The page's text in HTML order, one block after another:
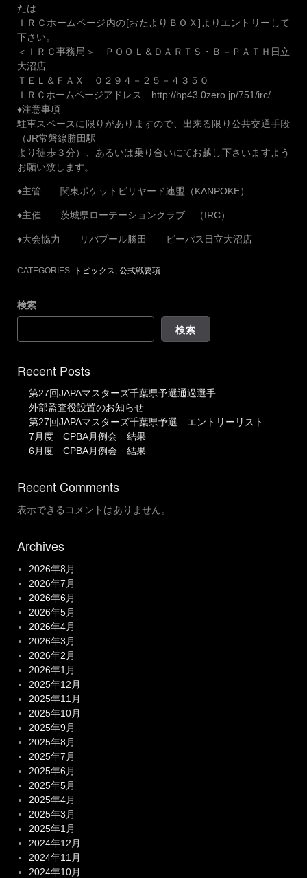
たは
ＩＲＣホームページ内の[おたよりＢＯＸ]よりエントリーして
下さい。
＜ＩＲＣ事務局＞ ＰＯＯＬ＆ＤＡＲＴＳ・Ｂ－ＰＡＴＨ日立
大沼店
ＴＥＬ＆ＦＡＸ ０２９４－２５－４３５０
ＩＲＣホームページアドレス http://hp43.0zero.jp/751/irc/
♦注意事項
駐車スペースに限りがありますので、出来る限り公共交通手段
（JR常磐線勝田駅
より徒歩３分）、あるいは乗り合いにてお越し下さいますよう
お願い致します。
♦主管 関東ポケットビリヤード連盟（KANPOKE）
♦主催 茨城県ローテーションクラブ （IRC）
♦大会協力 リバプール勝田 ビーパス日立大沼店
CATEGORIES: トピックス 公式戦要項
検索
検索
Recent Posts
第27回JAPAマスターズ千葉県予選通過選手
外部監査役設置のお知らせ
第27回JAPAマスターズ千葉県予選 エントリーリスト
7月度 CPBA月例会 結果
6月度 CPBA月例会 結果
Recent Comments
表示できるコメントはありません。
Archives
2026年8月
2026年7月
2026年6月
2026年5月
2026年4月
2026年3月
2026年2月
2026年1月
2025年12月
2025年11月
2025年10月
2025年9月
2025年8月
2025年7月
2025年6月
2025年5月
2025年4月
2025年3月
2025年1月
2024年12月
2024年11月
2024年10月